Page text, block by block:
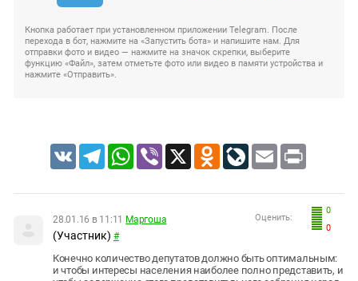
Кнопка работает при установленном приложении Telegram. После
перехода в бот, нажмите на «Запустить бота» и напишите нам. Для
отправки фото и видео — нажмите на значок скрепки, выберите
функцию «Файл», затем отметьте фото или видео в памяти устройства и
нажмите «Отправить».
VK TelegramWhatsApp
Viber X Odnoklassniki
LiveJournal
Email Print
0
0
Оценить:
28.01.16 в 11:11 Маргоша
(Участник) #
Конечно количество депутатов должно быть оптимальным:
и чтобы интересы населения наиболее полно представить, и